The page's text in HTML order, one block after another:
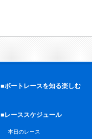
■ボートレースを知る楽しむ
■レーススケジュール
本日のレース